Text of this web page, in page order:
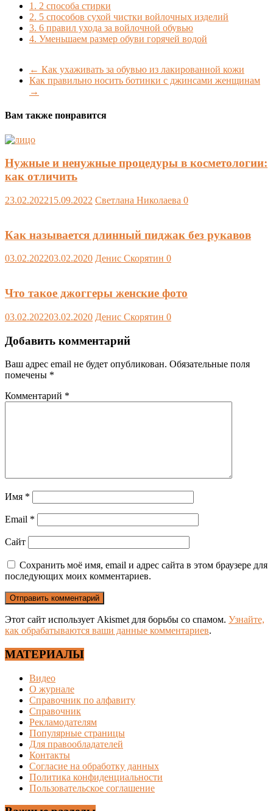
1. 2 способа стирки
2. 5 способов сухой чистки войлочных изделий
3. 6 правил ухода за войлочной обувью
4. Уменьшаем размер обуви горячей водой
← Как ухаживать за обувью из лакированной кожи
Как правильно носить ботинки с джинсами женщинам
→
Вам также понравится
Нужные и ненужные процедуры в косметологии:
как отличить
23.02.202215.09.2022 Светлана Николаева 0
Как называется длинный пиджак без рукавов
03.02.202203.02.2020 Денис Скорятин 0
Что такое джоггеры женские фото
03.02.202203.02.2020 Денис Скорятин 0
Добавить комментарий
Ваш адрес email не будет опубликован. Обязательные поля
помечены *
Комментарий *
Имя *
Email *
Сайт
Сохранить моё имя, email и адрес сайта в этом браузере для
последующих моих комментариев.
Этот сайт использует Akismet для борьбы со спамом. Узнайте,
как обрабатываются ваши данные комментариев.
МАТЕРИАЛЫ
Видео
О журнале
Справочник по алфавиту
Справочник
Рекламодателям
Популярные страницы
Для правообладателей
Контакты
Согласие на обработку данных
Политика конфиденциальности
Пользовательское соглашение